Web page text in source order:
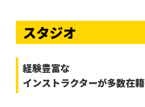
スタジオ
経験豊富な
インストラクターが多数在籍